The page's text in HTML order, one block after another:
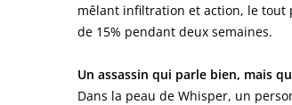
mêlant infiltration et action, le tout
de 15% pendant deux semaines.
Un assassin qui parle bien, mais
Dans la peau de Whisper, un